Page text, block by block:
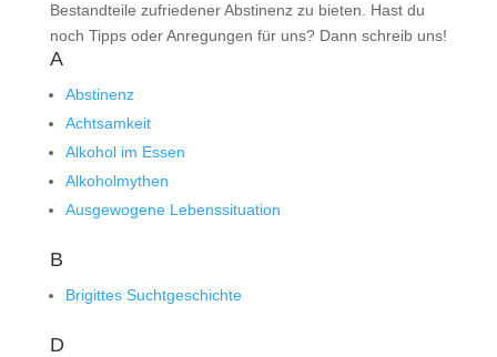
Bestandteile zufriedener Abstinenz zu bieten. Hast du
noch Tipps oder Anregungen für uns? Dann schreib uns!
A
Abstinenz
Achtsamkeit
Alkohol im Essen
Alkoholmythen
Ausgewogene Lebenssituation
B
Brigittes Suchtgeschichte
D